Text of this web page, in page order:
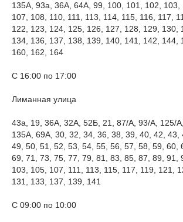
135А, 93а, 36А, 64А, 99, 100, 101, 102, 103,
107, 108, 110, 111, 113, 114, 115, 116, 117,
122, 123, 124, 125, 126, 127, 128, 129, 130,
134, 136, 137, 138, 139, 140, 141, 142, 144,
160, 162, 164
С 16:00 по 17:00
Лиманная улица
43а, 19, 36А, 32А, 52Б, 21, 87/А, 93/А, 125/
135А, 69А, 30, 32, 34, 36, 38, 39, 40, 42, 43,
49, 50, 51, 52, 53, 54, 55, 56, 57, 58, 59, 60,
69, 71, 73, 75, 77, 79, 81, 83, 85, 87, 89, 91,
103, 105, 107, 111, 113, 115, 117, 119, 121,
131, 133, 137, 139, 141
С 09:00 по 10:00